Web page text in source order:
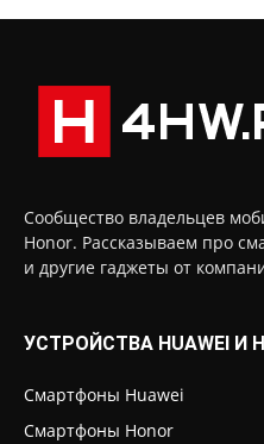
Сообщество владельцев
Honor. Рассказываем про
и другие гаджеты от
УСТРОЙСТВА HUAWEI И
Смартфоны Huawei
Смартфоны Honor